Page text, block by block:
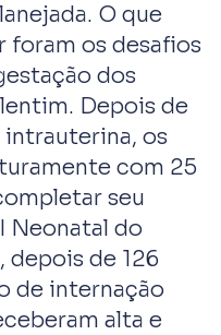
O que
foram os desafios
dos
Depois de
intrauterina, os
com 25
seu
Neonatal do
depois de 126
de internação
alta e